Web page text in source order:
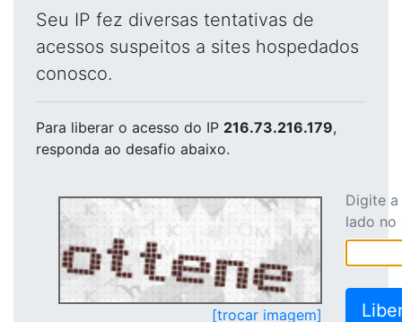
Seu IP fez diversas tentativas de
acessos suspeitos a sites hospedados
conosco.
Para liberar o acesso do IP 216.73.216.179,
responda ao desafio abaixo.
[trocar imagem]
Digite
lado no